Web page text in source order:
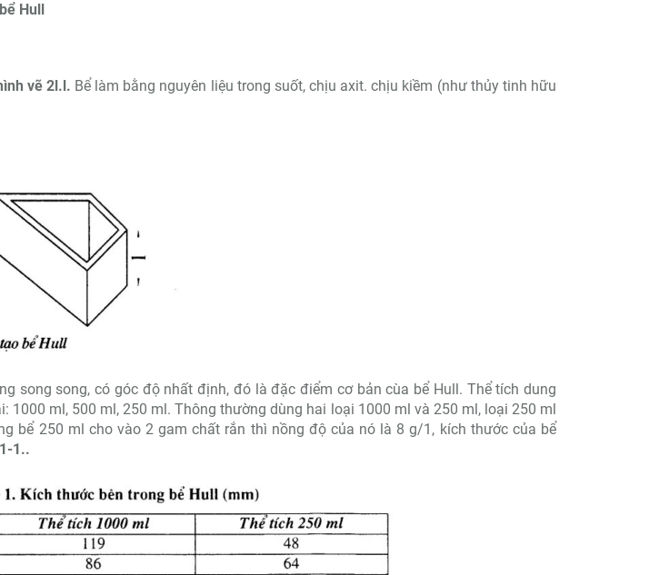
Hull
vẽ 2l.l. Bể làm bằng nguyên liệu trong suốt, chịu axit. chịu kiềm (như thủy tinh hữu
song song, có góc độ nhất định, đó là đặc điểm cơ bản cùa bể Hull. Thể tích dung
1000 ml, 500 ml, 250 ml. Thông thường dùng hai loại 1000 ml và 250 ml, loại 250 ml
bể 250 ml cho vào 2 gam chất rắn thì nồng độ của nó là 8 g/1, kích thước của bể
1..